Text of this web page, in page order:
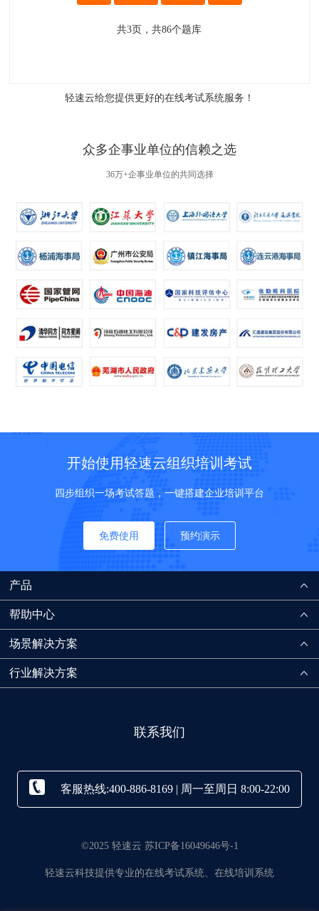
共3页，共86个题库
轻速云给您提供更好的在线考试系统服务！
众多企事业单位的信赖之选
36万+企事业单位的共同选择
开始使用轻速云组织培训考试
四步组织一场考试答题，一键搭建企业培训平台
免费使用 预约演示
产品
帮助中心
场景解决方案
行业解决方案
联系我们
客服热线:400-886-8169 | 周一至周日 8:00-22:00
©2025 轻速云 苏ICP备16049646号-1
轻速云科技提供专业的在线考试系统、在线培训系统